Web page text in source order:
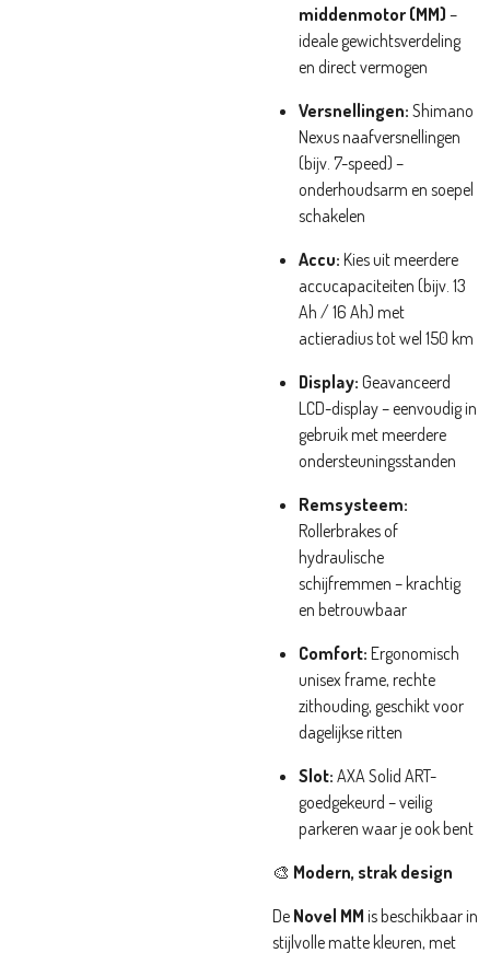
middenmotor (MM) –
ideale gewichtsverdeling
en direct vermogen
Versnellingen: Shimano
Nexus naafversnellingen
(bijv. 7-speed) –
onderhoudsarm en soepel
schakelen
Accu: Kies uit meerdere
accucapaciteiten (bijv. 13
Ah / 16 Ah) met
actieradius tot wel 150 km
Display: Geavanceerd
LCD-display – eenvoudig in
gebruik met meerdere
ondersteuningsstanden
Remsysteem:
Rollerbrakes of
hydraulische
schijfremmen – krachtig
en betrouwbaar
Comfort: Ergonomisch
unisex frame, rechte
zithouding, geschikt voor
dagelijkse ritten
Slot: AXA Solid ART-
goedgekeurd – veilig
parkeren waar je ook bent
🎨 Modern, strak design
De Novel MM is beschikbaar in
stijlvolle matte kleuren, met